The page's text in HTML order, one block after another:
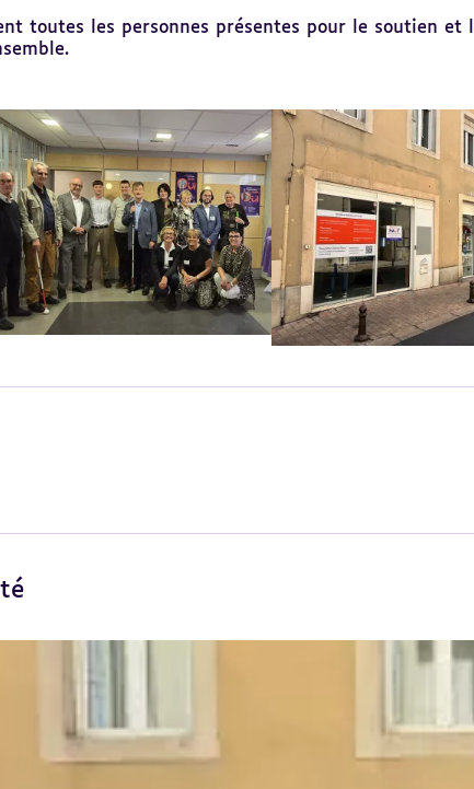
toutes les personnes présentes pour le soutien